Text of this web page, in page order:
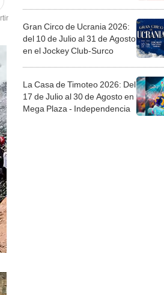
Gran Circo de Ucrania 2026:
del 10 de Julio al 31 de Agosto
en el Jockey Club-Surco
La Casa de Timoteo 2026: Del
17 de Julio al 30 de Agosto en
Mega Plaza - Independencia